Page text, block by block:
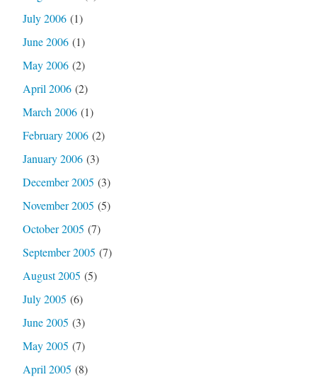
July 2006(1)
June 2006(1)
May 2006(2)
April 2006(2)
March 2006(1)
February 2006(2)
January 2006(3)
December 2005 (3)
November 2005 (5)
October 2005 (7)
September 2005 (7)
August 2005 (5)
July 2005 (6)
June 2005 (3)
May 2005 (7)
April 2005 (8)